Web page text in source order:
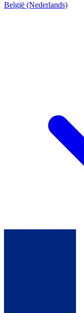
België (Nederlands)